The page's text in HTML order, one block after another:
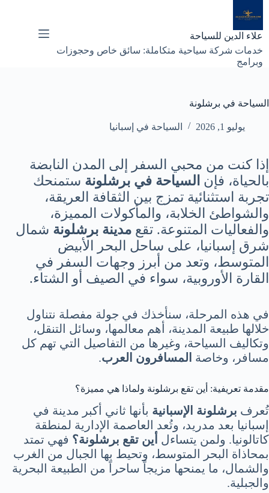
إلى
المحتوى
علاء الدين للسياحة
خدمات شركة سياحية متكاملة: سائق خاص وحجوزات
وبرامج
السياحة في برشلونة
يوليو 1, 2026 السياحة في إسبانيا
إذا كنت من محبي السفر إلى المدن النابضة
بالحياة، فإن السياحة في برشلونة ستمنحك
تجربة استثنائية تمزج بين الثقافة العريقة،
والشواطئ الخلابة، والمأكولات المميزة،
والفعاليات المتنوعة. تقع مدينة برشلونة شمال
شرق إسبانيا، على ساحل البحر الأبيض
المتوسط، وتعد من أبرز وجهات السفر في
القارة الأوروبية، سواء في الصيف أو الشتاء.
في هذه المرحلة، سنأخذك في جولة مفصلة نتناول
خلالها طبيعة المدينة، أهم معالمها، وسائل التنقل،
وتكاليف السياحة، وغيرها من التفاصيل التي تهم كل
مسافر، وخاصة المسافرون العرب.
مقدمة تعريفية: أين تقع برشلونة ولماذا هي مميزة؟
تُعرف برشلونة الإسبانية بأنها ثاني أكبر مدينة في
إسبانيا بعد مدريد، وتُعد العاصمة الإدارية لمنطقة
كاتالونيا. ولمن يتساءل أين تقع برشلونة؟ فهي تمتد
بمحاذاة البحر المتوسط، وتحيط بها الجبال من الغرب
والشمال، ما يمنحها مزيجاً ساحراً من الطبيعة البحرية
والجبلية.